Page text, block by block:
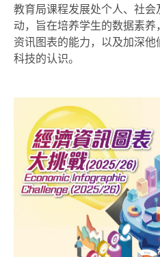
教育局课程发展处个人、社会
动， 旨在培养学生的数据素
资讯图表的能力，以及加深
科技的认识。